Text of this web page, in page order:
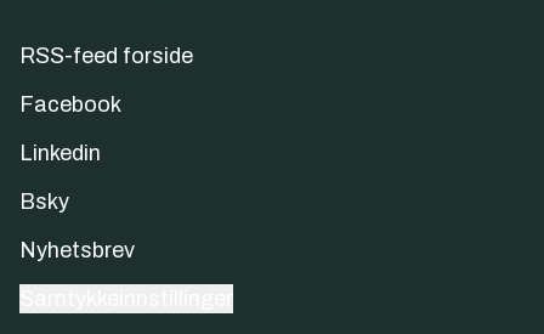
RSS-feed forside
Facebook
Linkedin
Bsky
Nyhetsbrev